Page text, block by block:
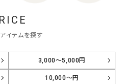
イテムを探す
3,000～5,000円
10,000～円